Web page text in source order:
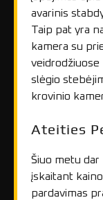
avarinis
Taip pat yra
kamera su
slėgio
krovinio
Ateities
Šiuo metu
įskaitant
pardavimas